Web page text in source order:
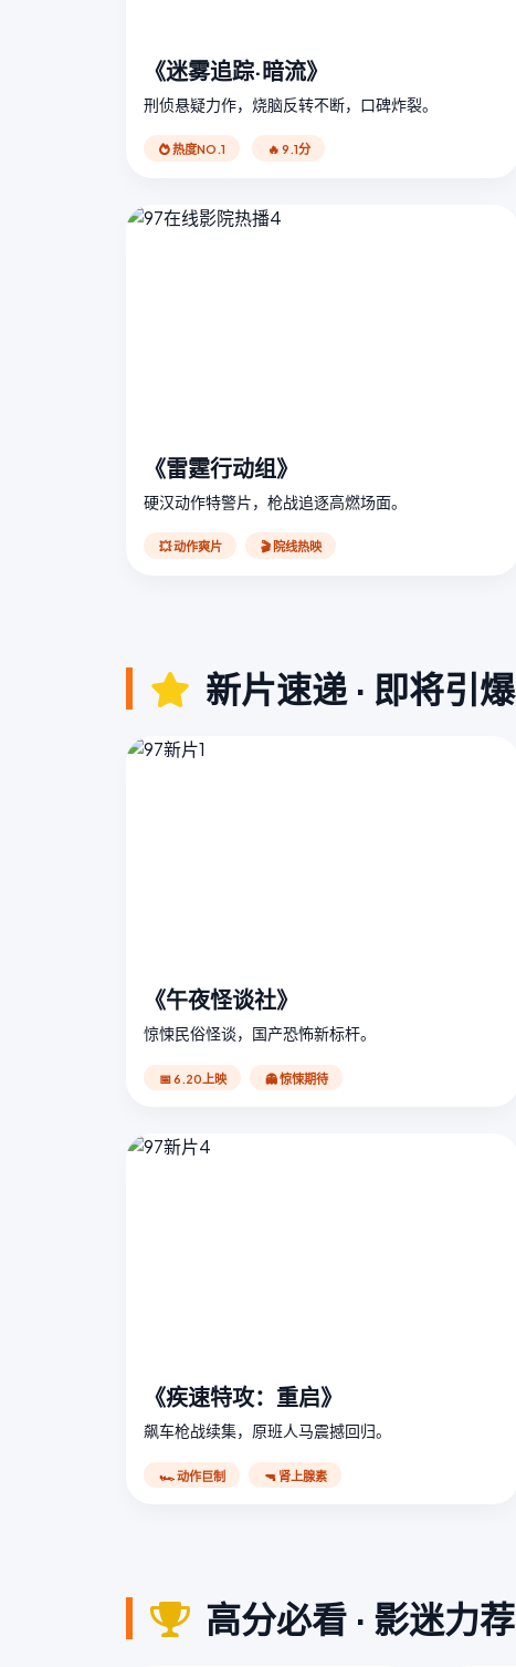
《迷雾追踪·暗流》
刑侦悬疑力作，烧脑反转不断，口碑炸裂。
热度NO.1 🔥 9.1分
《雷霆行动组》
硬汉动作特警片，枪战追逐高燃场面。
💥 动作爽片 🎬 院线热映
新片速递 · 即将引爆
《午夜怪谈社》
惊悚民俗怪谈，国产恐怖新标杆。
📅 6.20上映 👻 惊悚期待
《疾速特攻：重启》
飙车枪战续集，原班人马震撼回归。
🏎️ 动作巨制 🔫 肾上腺素
高分必看 · 影迷力荐